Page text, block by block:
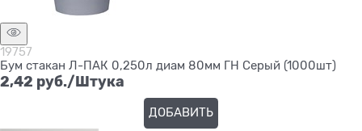
19757
Бум стакан Л-ПАК 0,250л диам 80мм ГН Серый (1000шт)
2,42 руб./Штука
ДОБАВИТЬ